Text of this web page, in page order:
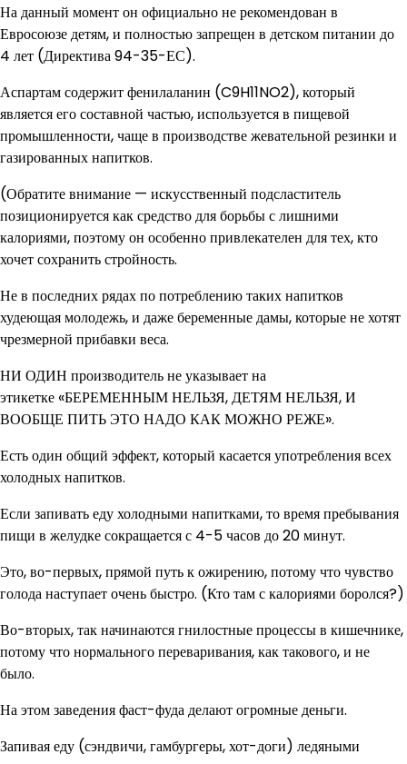
На данный момент он официально не рекомендован в
Евросоюзе детям, и полностью запрещен в детском питании до
4 лет (Директива 94-35-ЕС).
Аспартам содержит фенилаланин (C9H11NO2), который
является его составной частью, используется в пищевой
промышленности, чаще в производстве жевательной резинки и
газированных напитков.
(Обратите внимание — искусственный подсластитель
позиционируется как средство для борьбы с лишними
калориями, поэтому он особенно привлекателен для тех, кто
хочет сохранить стройность.
Не в последних рядах по потреблению таких напитков
худеющая молодежь, и даже беременные дамы, которые не хотят
чрезмерной прибавки веса.
НИ ОДИН производитель не указывает на
этикетке «БЕРЕМЕННЫМ НЕЛЬЗЯ, ДЕТЯМ НЕЛЬЗЯ, И
ВООБЩЕ ПИТЬ ЭТО НАДО КАК МОЖНО РЕЖЕ».
Есть один общий эффект, который касается употребления всех
холодных напитков.
Если запивать еду холодными напитками, то время пребывания
пищи в желудке сокращается с 4-5 часов до 20 минут.
Это, во-первых, прямой путь к ожирению, потому что чувство
голода наступает очень быстро. (Кто там с калориями боролся?)
Во-вторых, так начинаются гнилостные процессы в кишечнике,
потому что нормального переваривания, как такового, и не
было.
На этом заведения фаст-фуда делают огромные деньги.
Запивая еду (сэндвичи, гамбургеры, хот-доги) ледяными